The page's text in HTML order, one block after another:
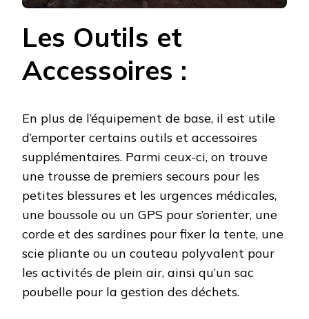
Les Outils et
Accessoires :
En plus de l’équipement de base, il est utile
d’emporter certains outils et accessoires
supplémentaires. Parmi ceux-ci, on trouve
une trousse de premiers secours pour les
petites blessures et les urgences médicales,
une boussole ou un GPS pour s’orienter, une
corde et des sardines pour fixer la tente, une
scie pliante ou un couteau polyvalent pour
les activités de plein air, ainsi qu’un sac
poubelle pour la gestion des déchets.